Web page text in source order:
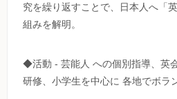
究を繰り返すことで、日本人へ「
組みを解明。
◆活動 - 芸能人 への個別指導、英
研修、小学生を中心に 各地でボラ